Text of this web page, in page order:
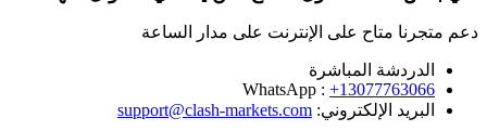
دعم متجرنا متاح على الإنترنت على مدار الساعة
الدردشة المباشرة
WhatsApp : +13077763066
البريد الإلكتروني: support@clash-markets.com